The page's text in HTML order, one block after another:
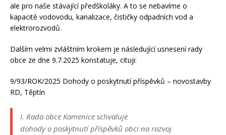
ale pro naše stávající předškoláky. A to se nebavíme o
kapacitě vodovodu, kanalizace, čističky odpadních vod a
elektrorozvodů.
Dalším velmi zvláštním krokem je následující usnesení rady
obce ze dne 9.7.2025 konstatuje, cituji:
9/93/ROK/2025 Dohody o poskytnutí příspěvků – novostavby
RD, Těptín
I. Rada obce Kamenice schvaluje
dohody o poskytnutí příspěvků obci na rozvoj